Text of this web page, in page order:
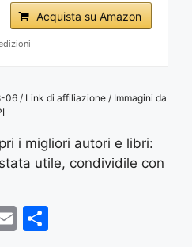
Acquista su Amazon
/ Link di affiliazione / Immagini da
i migliori autori e libri:
utile, condividile con
E